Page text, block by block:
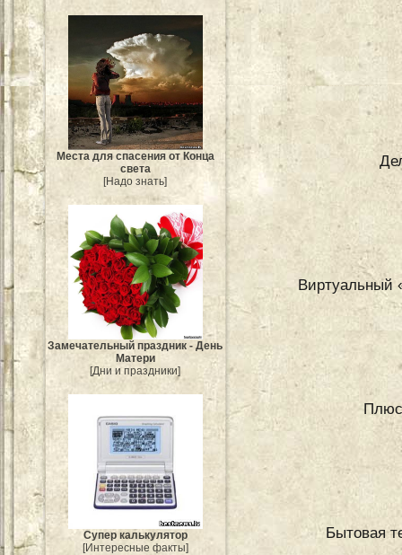
Места для спасения от Конца
света
[Надо знать]
Замечательный праздник - День
Матери
[Дни и праздники]
Супер калькулятор
[Интересные факты]
Виртуальный
Бытовая